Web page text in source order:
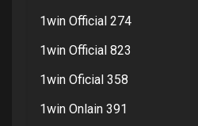
1win Official 274
1win Official 823
1win Oficial 358
1win Onlain 391